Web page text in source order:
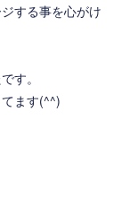
する事を心がけ
す。
ます(^^)